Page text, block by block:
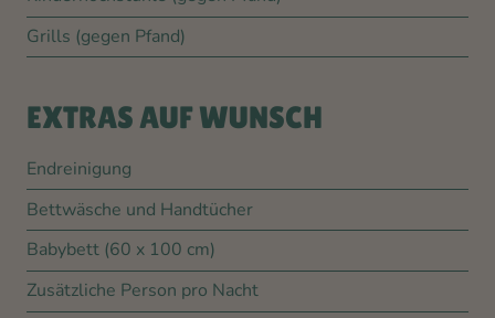
Grills (gegen Pfand)
EXTRAS AUF WUNSCH
Endreinigung
Bettwäsche und Handtücher
Babybett (60 x 100 cm)
Zusätzliche Person pro Nacht